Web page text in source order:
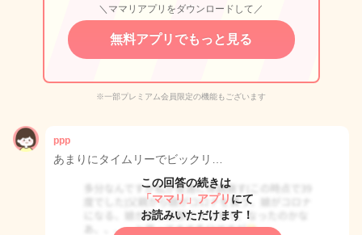
＼ママリアプリをダウンロードして／
無料アプリでもっと見る
※一部プレミアム会員限定の機能もございます
ppp
あまりにタイムリーでビックリ…
この回答の続きは
「ママリ」アプリ にて
お読みいただけます！